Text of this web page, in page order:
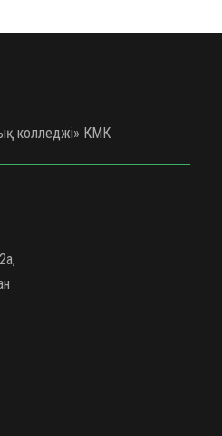
колледжі» КМК